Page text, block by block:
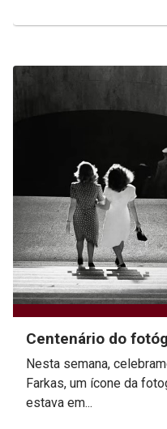
Centenário do
Nesta semana,
Farkas, um ícone da
estava em...